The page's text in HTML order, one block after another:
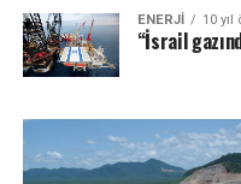
ENERJI 10 yıl
“İsrail